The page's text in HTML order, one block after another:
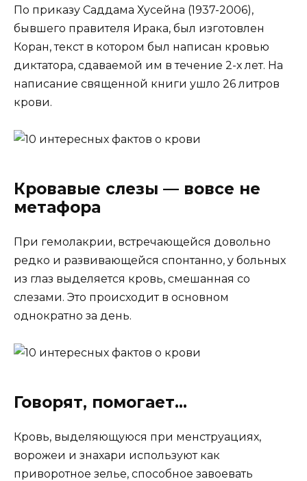
По приказу Саддама Хусейна (1937-2006),
бывшего правителя Ирака, был изготовлен
Коран, текст в котором был написан кровью
диктатора, сдаваемой им в течение 2-х лет. На
написание священной книги ушло 26 литров
крови.
Кровавые слезы — вовсе не
метафора
При гемолакрии, встречающейся довольно
редко и развивающейся спонтанно, у больных
из глаз выделяется кровь, смешанная со
слезами. Это происходит в основном
однократно за день.
Говорят, помогает…
Кровь, выделяющуюся при менструациях,
ворожеи и знахари используют как
приворотное зелье, способное завоевать